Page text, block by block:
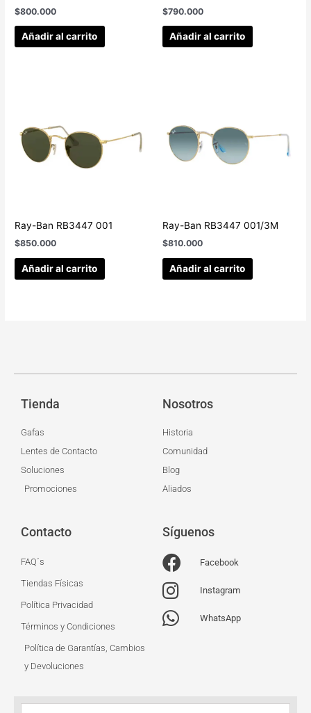
$800.000
Añadir al carrito
$790.000
Añadir al carrito
Ray-Ban RB3447 001
$850.000
Añadir al carrito
Ray-Ban RB3447 001/3M
$810.000
Añadir al carrito
Tienda
Gafas
Lentes de Contacto
Soluciones
Promociones
Nosotros
Historia
Comunidad
Blog
Aliados
Contacto
FAQ´s
Tiendas Físicas
Política Privacidad
Términos y Condiciones
Política de Garantías, Cambios
y Devoluciones
Síguenos
Facebook
Instagram
WhatsApp